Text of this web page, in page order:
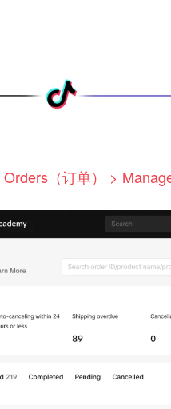
Orders（订单） >